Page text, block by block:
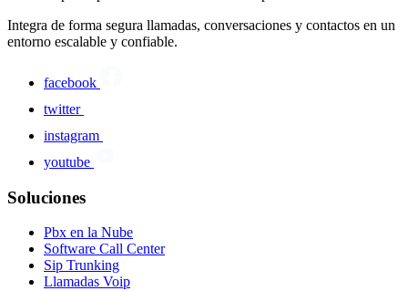
Integra de forma segura llamadas, conversaciones y contactos en un
entorno escalable y confiable.
facebook
twitter
instagram
youtube
Soluciones
Pbx en la Nube
Software Call Center
Sip Trunking
Llamadas Voip